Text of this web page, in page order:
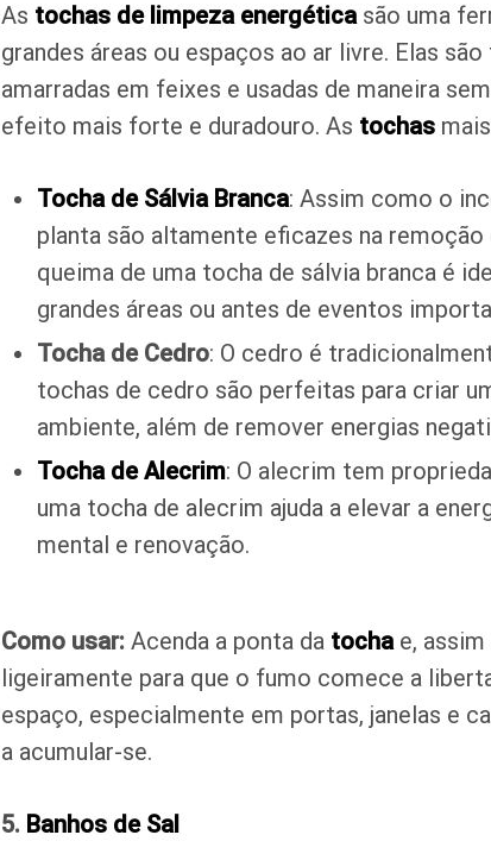
As tochas de limpeza energéticasão uma
grandes áreas ou espaços ao ar livre. Elas
amarradas em feixes e usadas de maneira
efeito mais forte e duradouro. As tochas
Tocha de Sálvia Branca: Assim como o
planta são altamente eficazes na remoção
queima de uma tocha de sálvia branca é
grandes áreas ou antes de eventos
Tocha de Cedro: O cedro é
tochas de cedro são perfeitas para criar
ambiente, além de remover energias
Tocha de Alecrim: O alecrim tem
uma tocha de alecrim ajuda a elevar a
mental e renovação.
Como usar: Acenda a ponta da tochae, assim
ligeiramente para que o fumo comece a
espaço, especialmente em portas, janelas e
a acumular-se.
5. Banhos de Sal